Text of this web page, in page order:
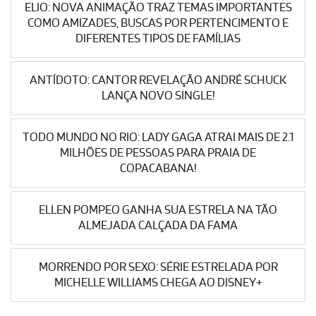
ELIO: NOVA ANIMAÇÃO TRAZ TEMAS IMPORTANTES
COMO AMIZADES, BUSCAS POR PERTENCIMENTO E
DIFERENTES TIPOS DE FAMÍLIAS
ANTÍDOTO: CANTOR REVELAÇÃO ANDRÉ SCHUCK
LANÇA NOVO SINGLE!
TODO MUNDO NO RIO: LADY GAGA ATRAI MAIS DE 2.1
MILHÕES DE PESSOAS PARA PRAIA DE
COPACABANA!
ELLEN POMPEO GANHA SUA ESTRELA NA TÃO
ALMEJADA CALÇADA DA FAMA
MORRENDO POR SEXO: SÉRIE ESTRELADA POR
MICHELLE WILLIAMS CHEGA AO DISNEY+